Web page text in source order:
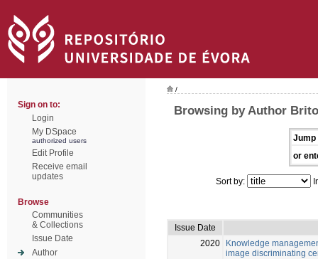
Sign on to:
Login
My DSpace
authorized users
Edit Profile
Receive email
updates
Browse
Communities
& Collections
Issue Date
Author
/
Browsing by Author
Jump
or
Sort by:
Issue Date
2020
Knowledge
image discriminating